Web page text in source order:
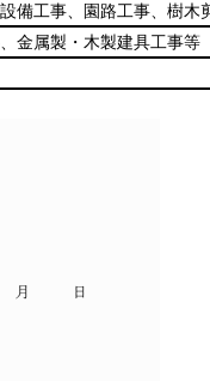
備工事、園路工事、樹木
金属製・木製建具工事等